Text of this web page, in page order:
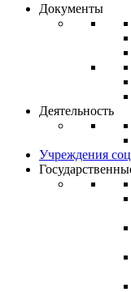
Документы
Деятельность
Учреждения